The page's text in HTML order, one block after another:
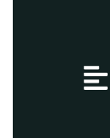
Menu